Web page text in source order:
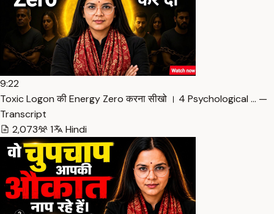
9:22
Toxic Logon की Energy Zero करना सीखो । 4 Psychological … —
Transcript
2,073
1 Hindi